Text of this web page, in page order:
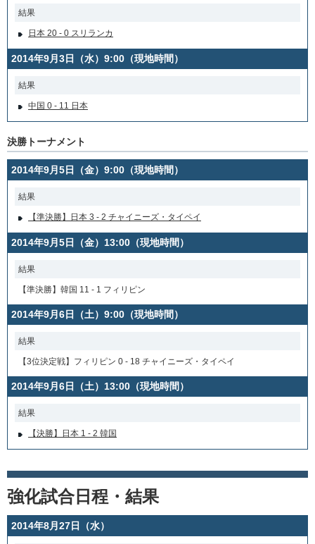
結果
日本 20 - 0 スリランカ
2014年9月3日（水）9:00（現地時間）
結果
中国 0 - 11 日本
決勝トーナメント
2014年9月5日（金）9:00（現地時間）
結果
【準決勝】日本 3 - 2 チャイニーズ・タイペイ
2014年9月5日（金）13:00（現地時間）
結果
【準決勝】韓国 11 - 1 フィリピン
2014年9月6日（土）9:00（現地時間）
結果
【3位決定戦】フィリピン 0 - 18 チャイニーズ・タイペイ
2014年9月6日（土）13:00（現地時間）
結果
【決勝】日本 1 - 2 韓国
強化試合日程・結果
2014年8月27日（水）